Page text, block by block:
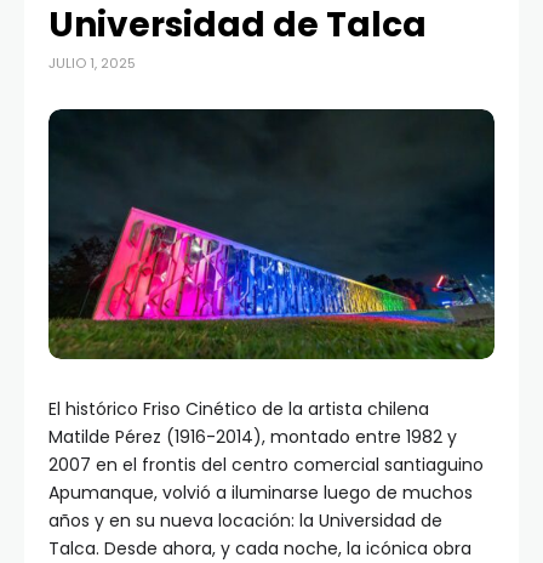
Universidad de Talca
JULIO 1, 2025
El histórico Friso Cinético de la artista chilena
Matilde Pérez (1916-2014), montado entre 1982 y
2007 en el frontis del centro comercial santiaguino
Apumanque, volvió a iluminarse luego de muchos
años y en su nueva locación: la Universidad de
Talca. Desde ahora, y cada noche, la icónica obra